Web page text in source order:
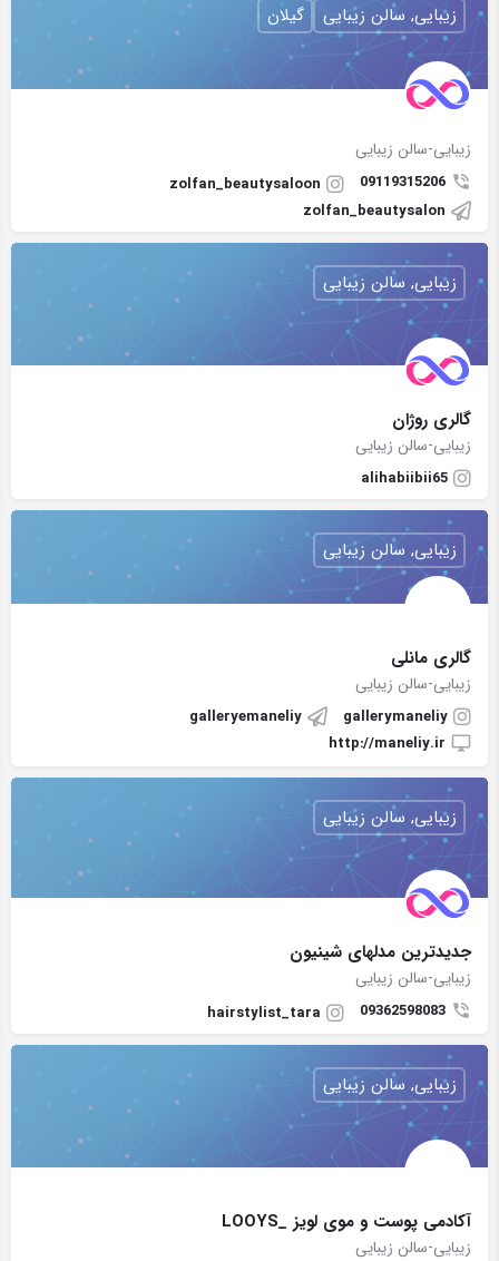
زیبایی-سالن زیبایی
09119315206
zolfan_beautysaloon
zolfan_beautysalon
زیبایی, سالن زیبایی گیلان
گالری روژان
زیبایی-سالن زیبایی
alihabiibii65
زیبایی, سالن زیبایی
گالری مانلی
زیبایی-سالن زیبایی
gallerymaneliy
galleryemaneliy
http://maneliy.ir
زیبایی, سالن زیبایی
جدیدترین مدلهای شینیون
زیبایی-سالن زیبایی
09362598083
hairstylist_tara
زیبایی, سالن زیبایی
آکادمی پوست و موی لویز _LOOYS
زیبایی-سالن زیبایی
زیبایی, سالن زیبایی